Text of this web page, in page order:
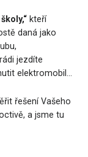
kteří
daná jako
jezdíte
elektromobil…
řešení Vašeho
a jsme tu